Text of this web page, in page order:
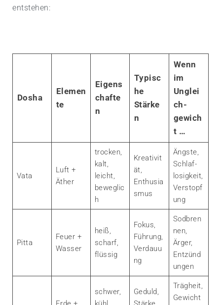
entstehen:
Dosha
Elemen
te
Eigens
chafte
n
Typisc
he
Stärke
n
Wenn
im
Unglei
ch­
gewich
t …
Vata
Luft +
Äther
trocken,
kalt,
leicht,
beweglic
h
Kreativit
ät,
Enthusia
smus
Ängste,
Schlaf­
losigkeit,
Verstopf
ung
Pitta
Feuer +
Wasser
heiß,
scharf,
flüssig
Fokus,
Führung,
Verdauu
ng
Sodbren
nen,
Ärger,
Entzünd
ungen
schwer,
Geduld,
Trägheit,
Gewicht